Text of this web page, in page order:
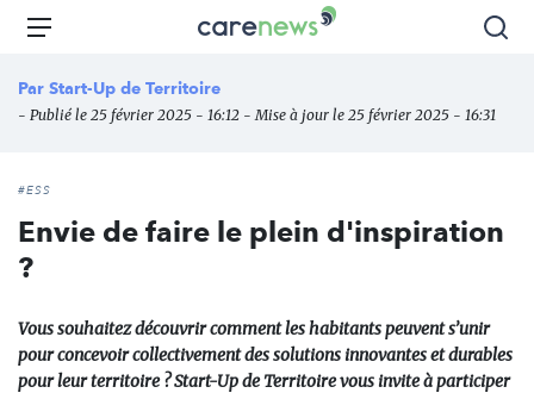
Aller
principal
Carenews,
média
des
Menu
Par Start-Up de Territoire
- Publié le 25 février 2025 - 16:12 - Mise à jour le 25 février 2025 - 16:31
#ESS
Envie de faire le plein d'inspiration
?
Vous souhaitez découvrir comment les habitants peuvent s’unir
pour concevoir collectivement des solutions innovantes et durables
pour leur territoire ? Start-Up de Territoire vous invite à participer